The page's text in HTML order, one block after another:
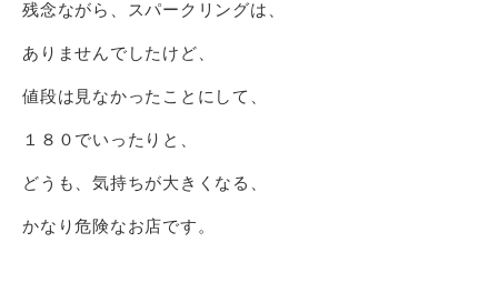
残念ながら、スパークリングは、
ありませんでしたけど、
値段は見なかったことにして、
１８０でいったりと、
どうも、気持ちが大きくなる、
かなり危険なお店です。